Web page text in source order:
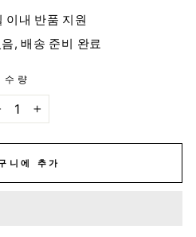
이내 반품 지원
, 배송 준비 완료
수량
+
니에 추가